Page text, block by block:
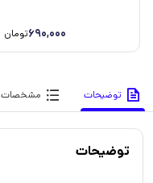
690,000تومان
توضیحات مشخصات
توضیحات